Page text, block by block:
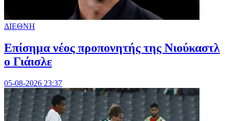
ΔΙΕΘΝΗ
Επίσημα νέος προπονητής της Νιούκαστλ
ο Γιάισλε
05-08-2026 23:37